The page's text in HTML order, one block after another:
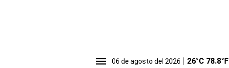
06 de agosto del 2026 26°C 78.8°F